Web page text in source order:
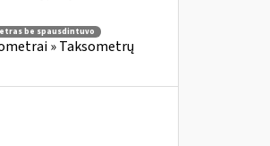
be spausdintuvo
» Taksometrų